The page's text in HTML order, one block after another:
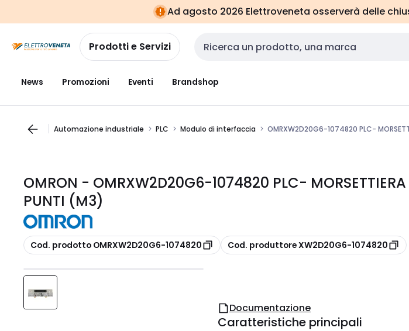
navigazionealla
pagina
Ad agosto 2026 Elettroveneta osserverà delle
Prodotti e Servizi Cerca input
News Promozioni Eventi Brandshop
Automazione industriale PLC Modulo di interfaccia OMRXW2D20G6-1074820 PLC-
OMRON - OMRXW2D20G6-1074820 PLC-
PUNTI (M3)
copia
Cod. prodotto OMRXW2D20G6-1074820 copia
Cod. produttore XW2D20G6-1074820
Documentazione
Caratteristiche principali